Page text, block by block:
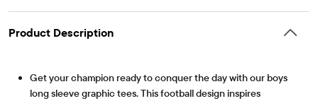
Product Description
Get your champion ready to conquer the day with our boys
long sleeve graphic tees. This football design inspires